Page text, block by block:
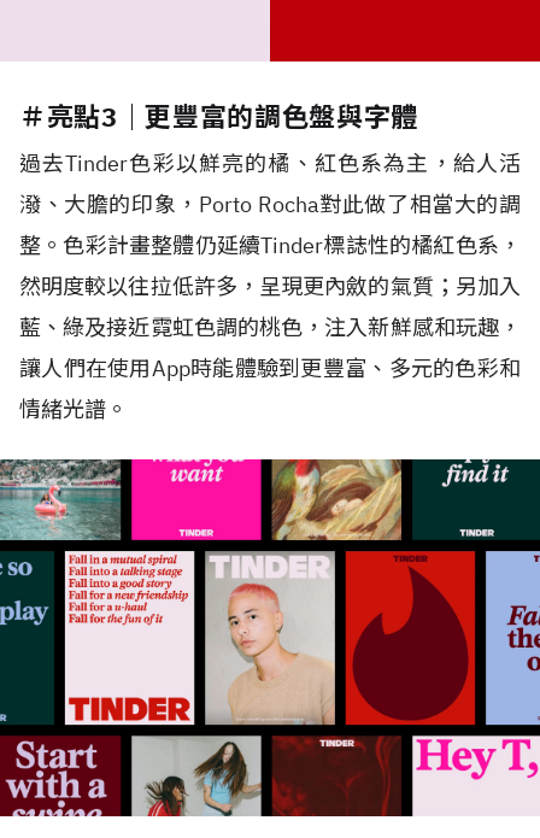
＃亮點3｜更豐富的調色盤與字體
過去Tinder色彩以鮮亮的橘、紅色系為主，給人活
潑、大膽的印象，Porto Rocha對此做了相當大的調
整。色彩計畫整體仍延續Tinder標誌性的橘紅色系，
然明度較以往拉低許多，呈現更內斂的氣質；另加入
藍、綠及接近霓虹色調的桃色，注入新鮮感和玩趣，
讓人們在使用App時能體驗到更豐富、多元的色彩和
情緒光譜。